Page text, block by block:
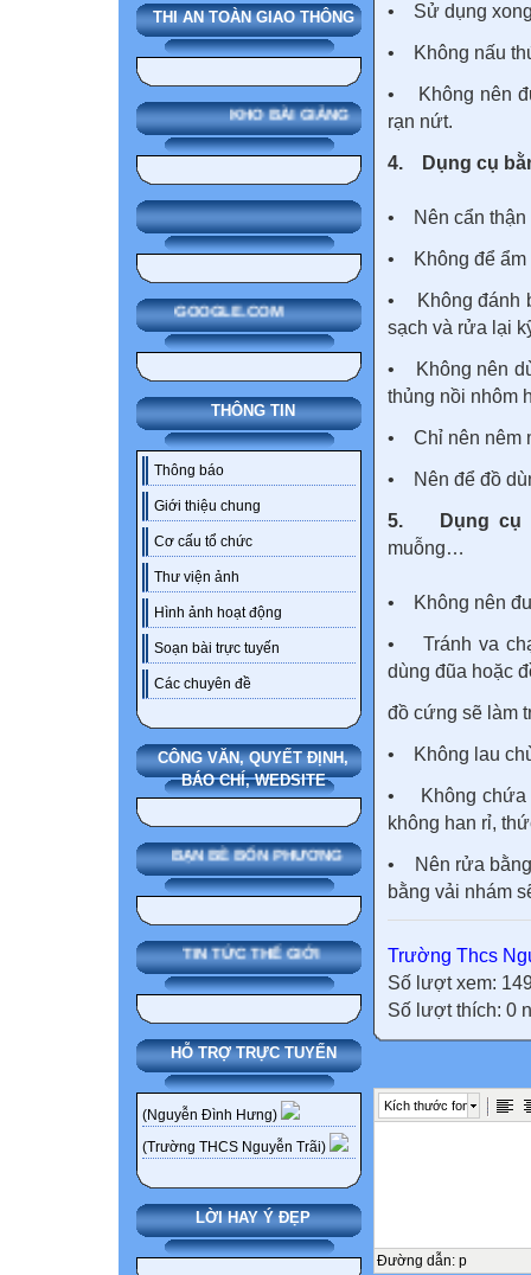
THI AN TOÀN GIAO THÔNG
KHO BÀI GIẢNG
GOOGLE.COM
THÔNG TIN
Thông báo
Giới thiệu chung
Cơ cấu tổ chức
Thư viện ảnh
Hình ảnh hoạt động
Soạn bài trực tuyến
Các chuyên đề
CÔNG VĂN, QUYẾT ĐỊNH,
BÁO CHÍ, WEDSITE
BẠN BÈ BỐN PHƯƠNG
TIN TỨC THẾ GIỚI
HỖ TRỢ TRỰC TUYẾN
(Nguyễn Đình Hưng)
(Trường THCS Nguyễn Trãi)
LỜI HAY Ý ĐẸP
• Sử dụng xong
• Không nấu
• Không nên
rạn nứt.
4. Dụng cụ
• Nên cẩn thận
• Không để ẩm
• Không đánh
sạch và rửa lại
• Không nên
thủng nồi nhôm
• Chỉ nên nêm
• Nên để đồ
5. Dụng cụ
muỗng…
• Không nên
• Tránh va
dùng đũa hoặc
đồ cứng sẽ làm
• Không lau
• Không chứa
không han rỉ,
• Nên rửa bằng
bằng vải nhám
Trường Thcs
Số lượt xem:
Số lượt thích: 0
Kích thước font
Đường dẫn: p